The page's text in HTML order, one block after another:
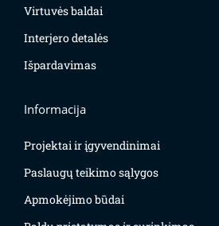
Virtuvės baldai
Interjero detalės
Išpardavimas
Informacija
Projektai ir įgyvendinimai
Paslaugų teikimo sąlygos
Apmokėjimo būdai